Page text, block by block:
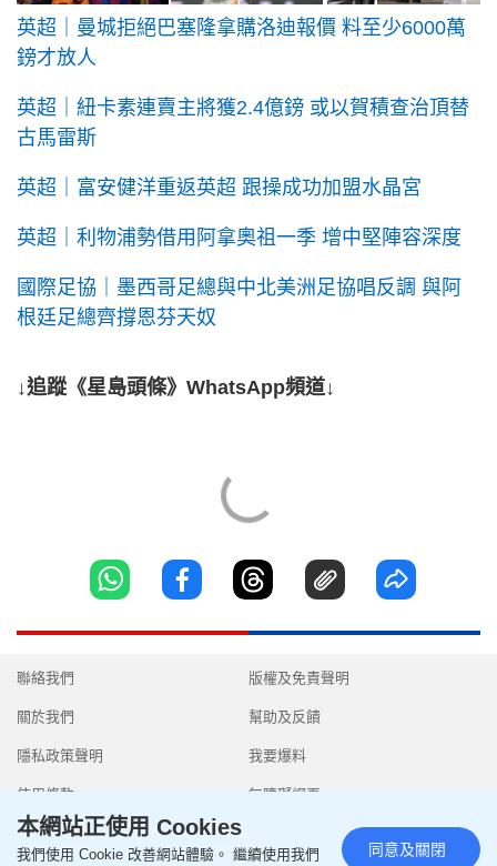
英超｜曼城拒絕巴塞隆拿購洛迪報價 料至少6000萬
鎊才放人
英超｜紐卡素連賣主將獲2.4億鎊 或以賀積查治頂替
古馬雷斯
英超｜富安健洋重返英超 跟操成功加盟水晶宮
英超｜利物浦勢借用阿拿奧祖一季 增中堅陣容深度
國際足協｜墨西哥足總與中北美洲足協唱反調 與阿
根廷足總齊撐恩芬天奴
↓追蹤《星島頭條》WhatsApp頻道↓
聯絡我們
關於我們
隱私政策聲明
使用條款
版權及免責聲明
幫助及反饋
我要爆料
無障礙網頁
本網站正使用 Cookies
我們使用 Cookie 改善網站體驗。 繼續使用我們 同意及關閉